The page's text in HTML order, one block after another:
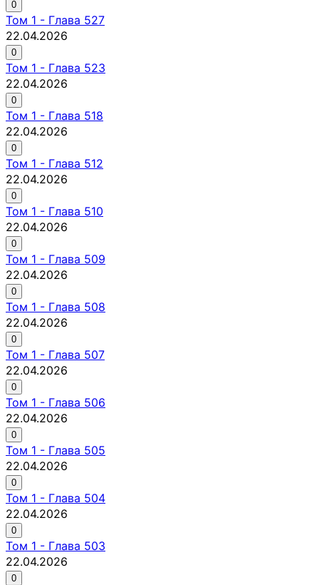
0
Том 1 - Глава 527
22.04.2026
0
Том 1 - Глава 523
22.04.2026
0
Том 1 - Глава 518
22.04.2026
0
Том 1 - Глава 512
22.04.2026
0
Том 1 - Глава 510
22.04.2026
0
Том 1 - Глава 509
22.04.2026
0
Том 1 - Глава 508
22.04.2026
0
Том 1 - Глава 507
22.04.2026
0
Том 1 - Глава 506
22.04.2026
0
Том 1 - Глава 505
22.04.2026
0
Том 1 - Глава 504
22.04.2026
0
Том 1 - Глава 503
22.04.2026
0